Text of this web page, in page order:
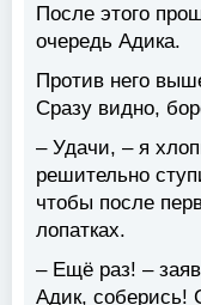
После этого
очередь Адика.
Против него
Сразу видно,
– Удачи, – я
решительно
чтобы после
лопатках.
– Ещё раз! –
Адик, соберись!